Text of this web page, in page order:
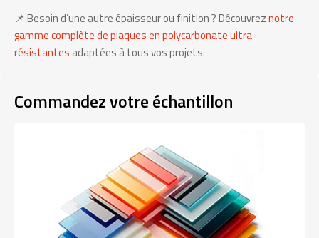
📌 Besoin d’une autre épaisseur ou finition ? Découvreznotre
gamme complète de plaques en polycarbonate ultra-
résistantes adaptées à tous vos projets.
Commandez votre échantillon